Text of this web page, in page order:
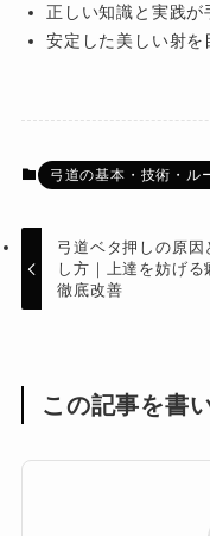
正しい知識と実践
安定した美しい射を
弓道の基本・技術・ル
弓道ベタ押しの原因
し方｜上達を妨げる
徹底改善
この記事を書